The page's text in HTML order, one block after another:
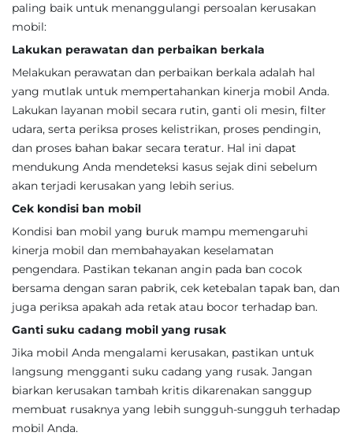
paling baik untuk menanggulangi persoalan kerusakan
mobil:
Lakukan perawatan dan perbaikan berkala
Melakukan perawatan dan perbaikan berkala adalah hal
yang mutlak untuk mempertahankan kinerja mobil Anda.
Lakukan layanan mobil secara rutin, ganti oli mesin, filter
udara, serta periksa proses kelistrikan, proses pendingin,
dan proses bahan bakar secara teratur. Hal ini dapat
mendukung Anda mendeteksi kasus sejak dini sebelum
akan terjadi kerusakan yang lebih serius.
Cek kondisi ban mobil
Kondisi ban mobil yang buruk mampu memengaruhi
kinerja mobil dan membahayakan keselamatan
pengendara. Pastikan tekanan angin pada ban cocok
bersama dengan saran pabrik, cek ketebalan tapak ban, dan
juga periksa apakah ada retak atau bocor terhadap ban.
Ganti suku cadang mobil yang rusak
Jika mobil Anda mengalami kerusakan, pastikan untuk
langsung mengganti suku cadang yang rusak. Jangan
biarkan kerusakan tambah kritis dikarenakan sanggup
membuat rusaknya yang lebih sungguh-sungguh terhadap
mobil Anda.